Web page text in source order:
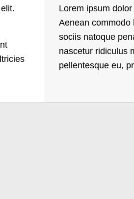
Lorem ipsum
Aenean commodo
sociis natoque
nascetur ridiculus
pellentesque eu,